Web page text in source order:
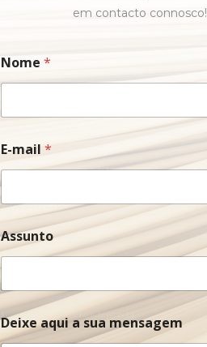
em contacto connosco!
Nome *
s
s
u
n
t
o
N
o
e
D
e
i
E-mail *
Assunto
Deixe aqui a sua mensagem